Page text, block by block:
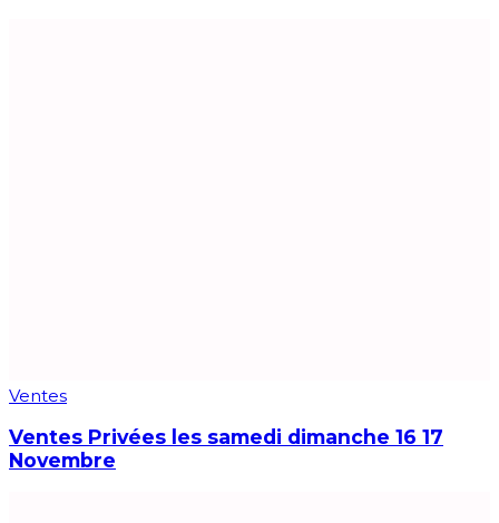
Ventes
Ventes Privées les samedi dimanche 16 17
Novembre